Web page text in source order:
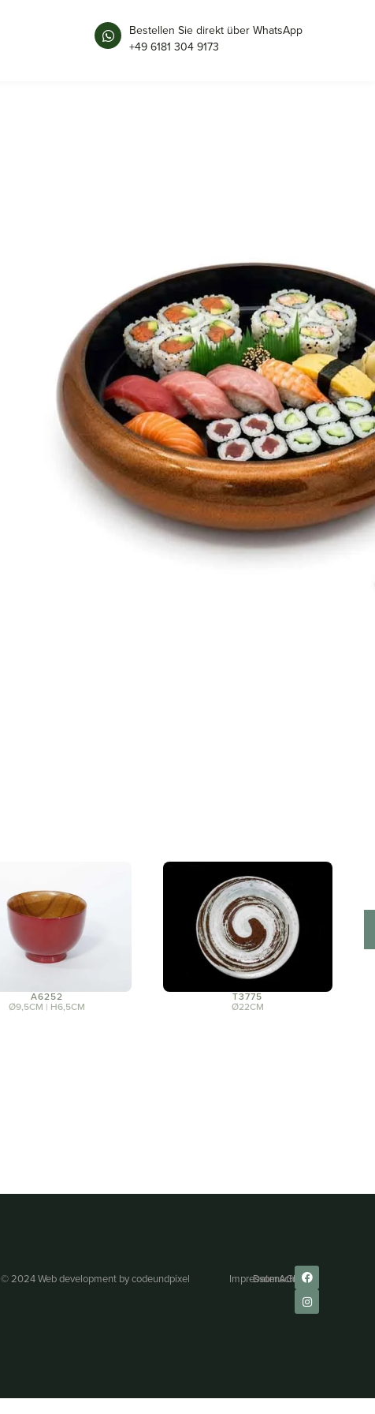
Bestellen Sie direkt über WhatsApp
+49 6181 304 9173
Ø21cm, H8,1cm
braun, rot, orange
ABS
Verwendung Sushi
Hersteller Japan
In den Warenkorb
Produktinformation
Bestellung
A6252
Ø9,5CM | H6,5CM
T3775
Ø22CM
© 2024 Web development bycodeundpixel ImpressumDatenschutz
AGB